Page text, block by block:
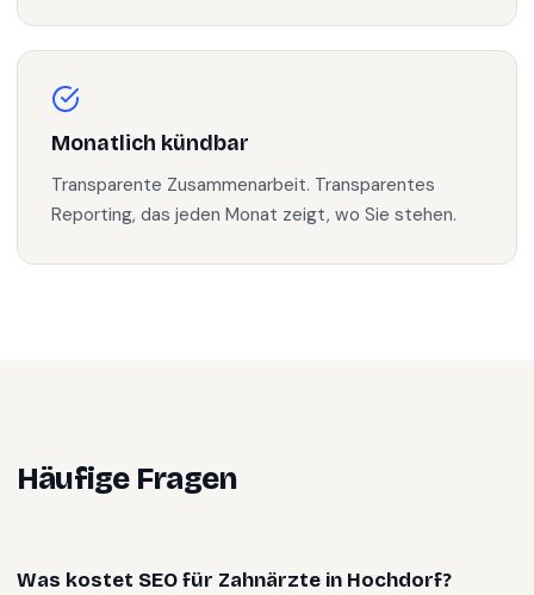
Monatlich kündbar
Transparente Zusammenarbeit. Transparentes
Reporting, das jeden Monat zeigt, wo Sie stehen.
Häufige Fragen
Was kostet SEO für Zahnärzte in Hochdorf?